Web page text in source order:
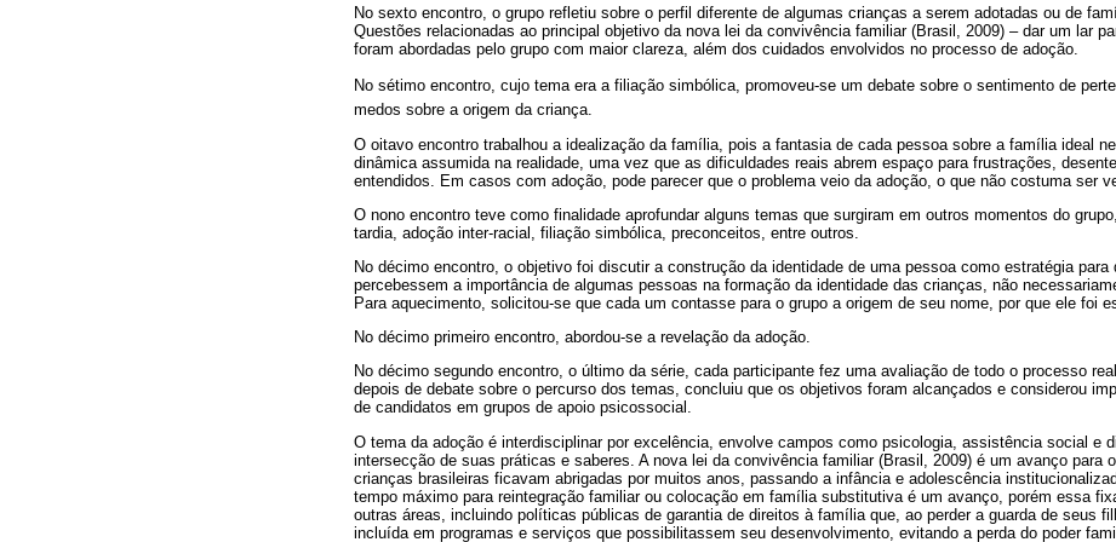
No sexto encontro, o grupo refletiu sobre o perfil diferente de algumas crianças a serem adotadas ou de
Questões relacionadas ao principal objetivo da nova lei da convivência familiar (Brasil, 2009) – dar um lar
foram abordadas pelo grupo com maior clareza, além dos cuidados envolvidos no processo de adoção.
No sétimo encontro, cujo tema era a filiação simbólica, promoveu-se um debate sobre o sentimento de
medos sobre a origem da criança.
O oitavo encontro trabalhou a idealização da família, pois a fantasia de cada pessoa sobre a família ideal
dinâmica assumida na realidade, uma vez que as dificuldades reais abrem espaço para frustrações,
entendidos. Em casos com adoção, pode parecer que o problema veio da adoção, o que não costuma ser
O nono encontro teve como finalidade aprofundar alguns temas que surgiram em outros momentos do
tardia, adoção inter-racial, filiação simbólica, preconceitos, entre outros.
No décimo encontro, o objetivo foi discutir a construção da identidade de uma pessoa como estratégia para
percebessem a importância de algumas pessoas na formação da identidade das crianças, não
Para aquecimento, solicitou-se que cada um contasse para o grupo a origem de seu nome, por que ele foi
No décimo primeiro encontro, abordou-se a revelação da adoção.
No décimo segundo encontro, o último da série, cada participante fez uma avaliação de todo o processo
depois de debate sobre o percurso dos temas, concluiu que os objetivos foram alcançados e considerou
de candidatos em grupos de apoio psicossocial.
O tema da adoção é interdisciplinar por excelência, envolve campos como psicologia, assistência social e
intersecção de suas práticas e saberes. A nova lei da convivência familiar (Brasil, 2009) é um avanço para
crianças brasileiras ficavam abrigadas por muitos anos, passando a infância e adolescência
tempo máximo para reintegração familiar ou colocação em família substitutiva é um avanço, porém essa
outras áreas, incluindo políticas públicas de garantia de direitos à família que, ao perder a guarda de seus
incluída em programas e serviços que possibilitassem seu desenvolvimento, evitando a perda do poder